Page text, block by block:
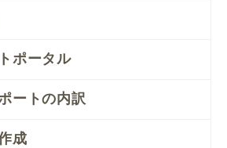
ポータル
ートの内訳
成